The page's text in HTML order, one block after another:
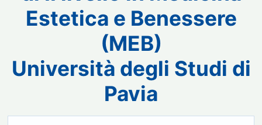
Estetica e Benessere
(MEB)
Università degli Studi di
Pavia